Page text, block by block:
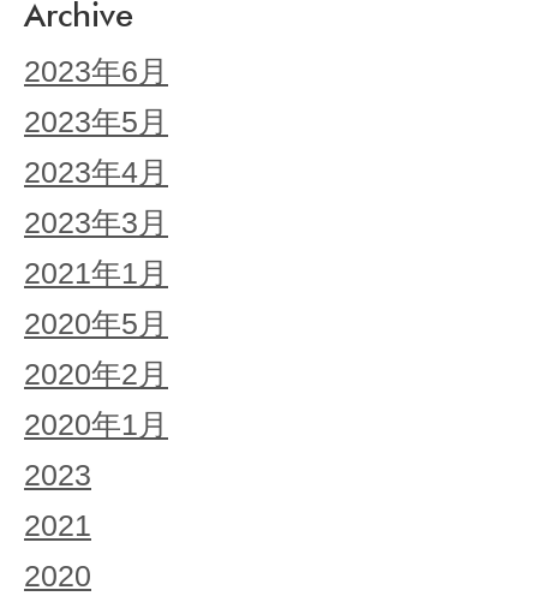
Archive
2023年6月
2023年5月
2023年4月
2023年3月
2021年1月
2020年5月
2020年2月
2020年1月
2023
2021
2020